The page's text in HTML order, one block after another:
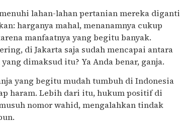
lahan-lahan pertanian mereka diganti
harganya mahal, menanamnya cukup
manfaatnya yang begitu banyak.
di Jakarta saja sudah mencapai antara
dimaksud itu? Ya Anda benar, ganja.
yang begitu mudah tumbuh di Indonesia
haram. Lebih dari itu, hukum positif di
nomor wahid, mengalahkan tindak